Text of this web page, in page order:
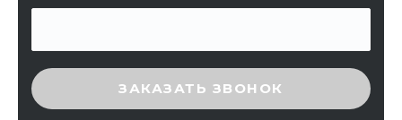
ВВЕДИТЕ ПРОВЕРОЧНЫЙ КОД
ЗАКАЗАТЬ ЗВОНОК